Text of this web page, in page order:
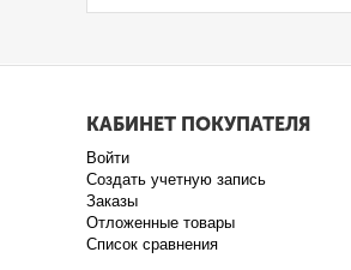
КАБИНЕТ ПОКУПАТЕЛЯ
Войти
Создать учетную запись
Заказы
Отложенные товары
Список сравнения